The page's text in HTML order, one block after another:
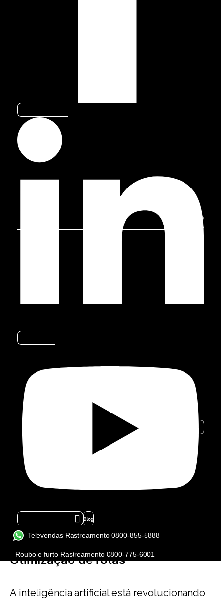
Linkedin-in
Youtube
Icon-flickr-1
Televendas Rastreamento 0800-855-5888
Roubo e furto Rastreamento 0800-775-6001
A inteligência artificial tem avançado
rapidamente nos últimos anos e
transformando diversos setores,
especialmente o automotivo. Com
inovações que vão desde a automação de
veículos a personalização da experiência
do motorista, essa tecnologia está
revolucionando a forma como interagimos
com os automóveis. Nesta matéria, você
Automação
fundamental na automação de veículos,
tornando a condução mais prática e segura.
Muitos modelos já contam com recursos
avançados e assistência à direção. Além
disso, há veículos semiautônomos que
utilizam inteligência artificial para controlar
aceleração, frenagem e manutenção de
intervenção do motorista e aumentando a
segurança nas estradas.
Otimização de rotas
A inteligência artificial está revolucionando